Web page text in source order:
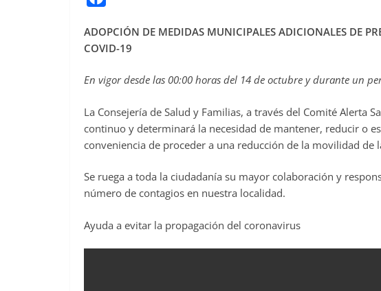
c
e
o
k
ADOPCIÓN DE MEDIDAS MUNICIPALES ADICIONALES DE
COVID-19
En vigor desde las 00:00 horas del 14 de octubre y durante un
La Consejería de Salud y Familias, a través del Comité Alerta
continuo y determinará la necesidad de mantener, reducir o
conveniencia de proceder a una reducción de la movilidad de
Se ruega a toda la ciudadanía su mayor colaboración y
número de contagios en nuestra localidad.
Ayuda a evitar la propagación del coronavirus